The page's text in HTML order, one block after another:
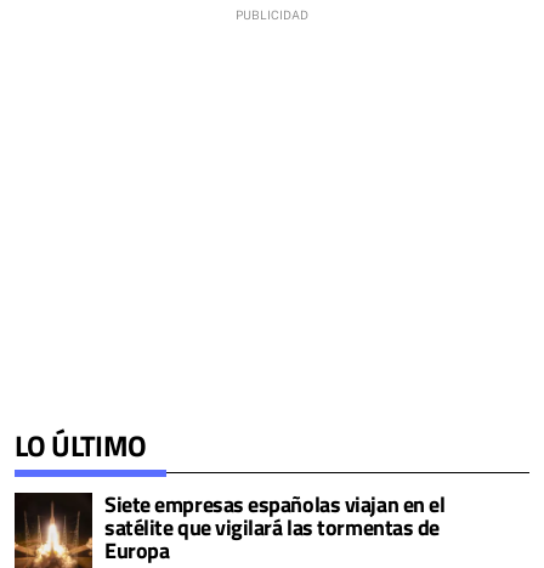
LO ÚLTIMO
Siete empresas españolas viajan en el
satélite que vigilará las tormentas de
Europa